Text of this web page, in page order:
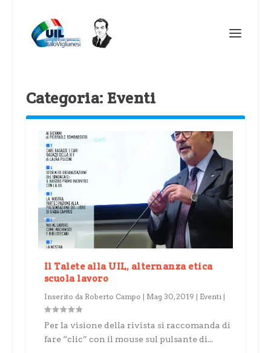
Categoria: Eventi
Il Talete alla UIL, alternanza etica
scuola lavoro
Inserito da Roberto Campo | Mag 30, 2019 | Eventi |
Per la visione della rivista si raccomanda di
fare “clic” con il mouse sul pulsante di...